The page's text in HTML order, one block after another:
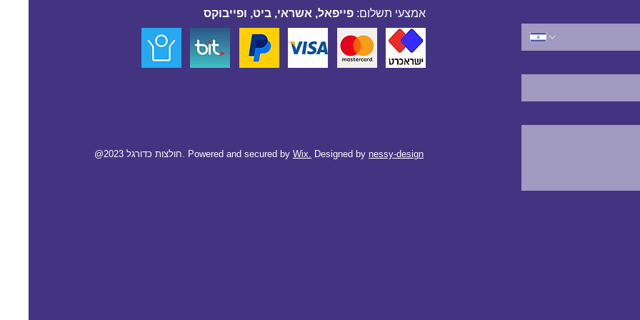
אמצעי תשלום: פייפאל, אשראי, ביט, ופייבוקס
@2023 חולצות כדורגל. Powered and secured by Wix. Designed by nessy-design